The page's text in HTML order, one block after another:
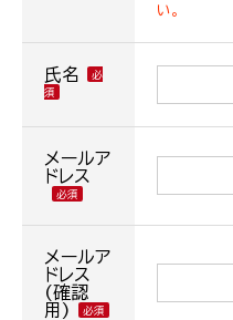
い。
氏名
メールア
ドレス
メールア
ドレス
(確認
用)